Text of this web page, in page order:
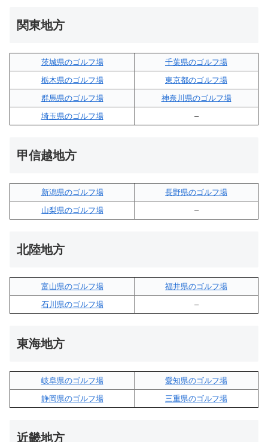
関東地方
茨城県のゴルフ場
千葉県のゴルフ場
栃木県のゴルフ場
東京都のゴルフ場
群馬県のゴルフ場
神奈川県のゴルフ場
埼玉県のゴルフ場
–
甲信越地方
新潟県のゴルフ場
長野県のゴルフ場
山梨県のゴルフ場
–
北陸地方
富山県のゴルフ場
福井県のゴルフ場
石川県のゴルフ場
–
東海地方
岐阜県のゴルフ場
愛知県のゴルフ場
静岡県のゴルフ場
三重県のゴルフ場
近畿地方